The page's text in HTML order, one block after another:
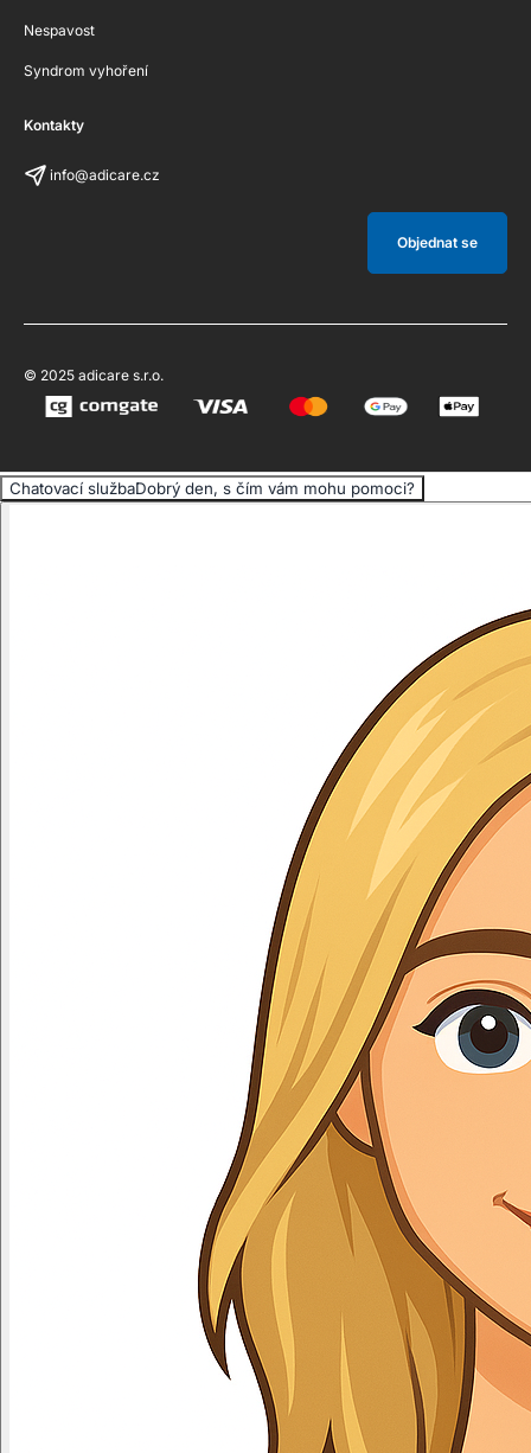
Nespavost
Syndrom vyhoření
Kontakty
info@adicare.cz
Objednat se
© 2025 adicare s.r.o.